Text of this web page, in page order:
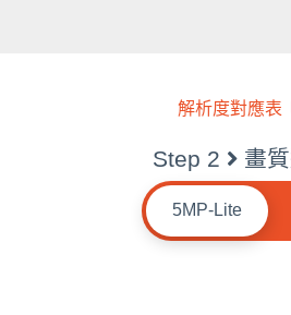
解析度對應表
Step 2 畫
5MP-Lite